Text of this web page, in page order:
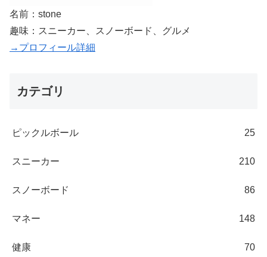
名前：stone
趣味：スニーカー、スノーボード、グルメ
→プロフィール詳細
カテゴリ
ピックルボール 25
スニーカー 210
スノーボード 86
マネー 148
健康 70